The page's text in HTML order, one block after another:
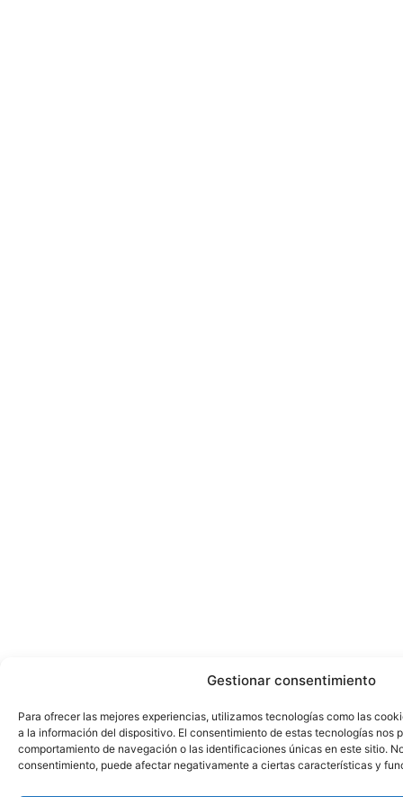
Gestionar consentimiento
Para ofrecer las mejores experiencias, utilizamos tecnologías como las
a la información del dispositivo. El consentimiento de estas tecnologías nos
comportamiento de navegación o las identificaciones únicas en este sitio.
consentimiento, puede afectar negativamente a ciertas características y